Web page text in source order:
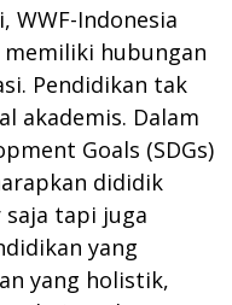
WWF-Indonesia
hubungan
Pendidikan tak
akademis. Dalam
Goals (SDGs)
dididik
tapi juga
yang
yang holistik,